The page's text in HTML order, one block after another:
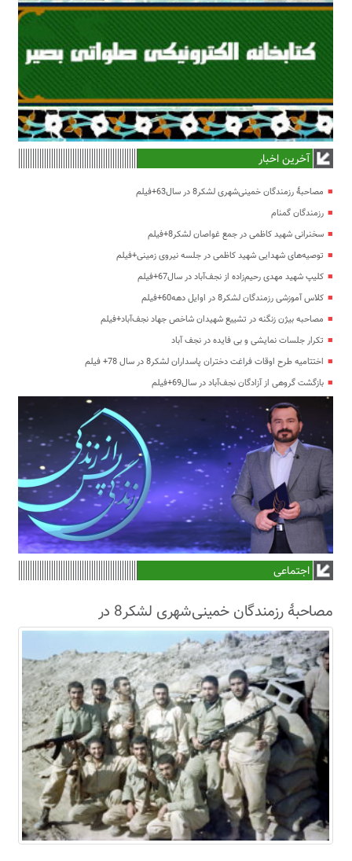
آخرین اخبار
مصاحبۀ رزمندگان خمینی‌شهری لشکر8 در سال63+فیلم
رزمندگان گمنام
سخنرانی شهید کاظمی در جمع غواصان لشکر8+فیلم
توصیه‌های شهدایی شهید کاظمی در جلسه نیروی زمینی+فیلم
کلیپ شهید مهدی رحیم‌زاده از نجف‌آباد در سال67+فیلم
کلاس آموزشی رزمندگان لشکر8 در اوایل دهه60+فیلم
مصاحبه بیژن زنگنه در تشییع شهیدان شاخص جهاد نجف‌آباد+فیلم
تکرار جلسات نمایشی و بی فایده در نجف آباد
اختتامیه طرح اوقات فراغت دختران پاسداران لشکر8 در سال 78+ فیلم
بازگشت گروهی از آزادگان نجف‌آباد در سال69+فیلم
اجتماعی
مصاحبۀ رزمندگان خمینی‌شهری لشکر8 در
سال63+فیلم